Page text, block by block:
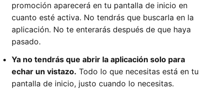
promoción aparecerá en tu pantalla de inicio en
cuanto esté activa. No tendrás que buscarla en la
aplicación. No te enterarás después de que haya
pasado.
Ya no tendrás que abrir la aplicación solo para
echar un vistazo. Todo lo que necesitas está en tu
pantalla de inicio, justo cuando lo necesitas.